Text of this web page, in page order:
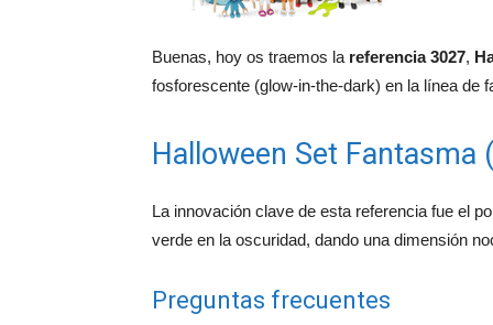
Buenas, hoy os traemos la referencia 3027,
fosforescente (glow-in-the-dark) en la línea de
Halloween Set
La innovación clave de esta referencia fue el
verde en la oscuridad, dando una dimensión
Preguntas frecuentes